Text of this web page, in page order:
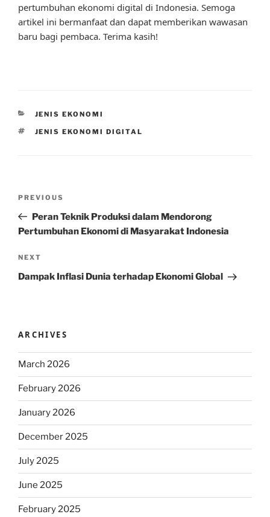
pertumbuhan ekonomi digital di Indonesia. Semoga
artikel ini bermanfaat dan dapat memberikan wawasan
baru bagi pembaca. Terima kasih!
CATEGORIES
JENIS EKONOMI
TAGS
JENIS EKONOMI DIGITAL
Previous
Post
PREVIOUS
Peran Teknik Produksi dalam Mendorong
Pertumbuhan Ekonomi di Masyarakat Indonesia
Next
Post
NEXT
Dampak Inflasi Dunia terhadap Ekonomi Global
ARCHIVES
March 2026
February 2026
January 2026
December 2025
July 2025
June 2025
February 2025